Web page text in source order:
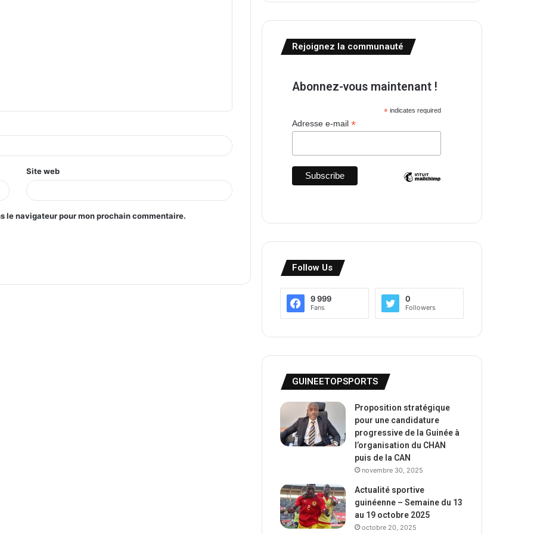
Site web
le navigateur pour mon prochain commentaire.
Rejoignez la communauté
Abonnez-vous maintenant !
*indicates required
Adresse e-mail*
Follow Us
9 999
Fans
0
Followers
GUINEETOPSPORTS
Proposition stratégique
pour une candidature
progressive de la Guinée à
l’organisation du CHAN
puis de la CAN
novembre 30, 2025
Actualité sportive
guinéenne – Semaine du 13
au 19 octobre 2025
octobre 20, 2025